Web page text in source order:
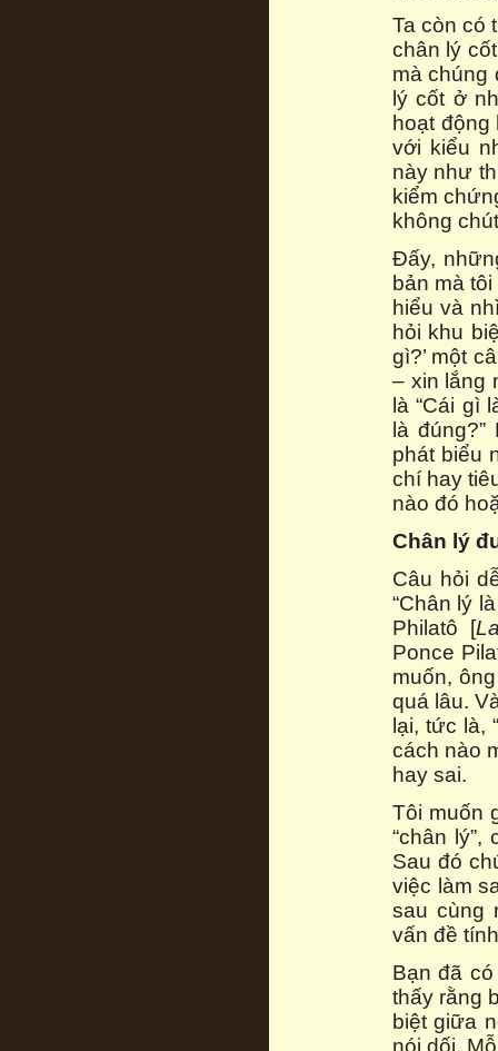
Ta còn có
chân lý
mà chúng
lý cốt ở
hoạt
với kiểu
này như
kiểm
không
Đấy,
bản mà
hiểu và
hỏi khu
gì?’ một
– xin lắng
là “Cái gì
là
phát biểu
chí hay
nào đó
Chân lý
Câu hỏi
“Chân lý
Philatô [
Ponce
muốn,
quá lâu.
lại, tức là,
cách nào
hay sai.
Tôi muốn
“chân
Sau đó
việc làm
sau cùng
vấn đề
Bạn đã
thấy rằng
biệt giữa
nói dối.